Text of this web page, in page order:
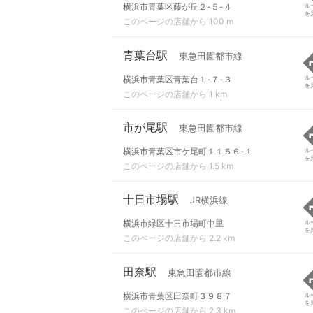
横浜市青葉区藤が丘２-５-４
このページの店舗から 100 m
ル
を
青葉台駅 東急田園都市線
横浜市青葉区青葉台１-７-３
このページの店舗から 1 km
ル
を
市が尾駅 東急田園都市線
横浜市青葉区市ケ尾町１１５６-１
このページの店舗から 1.5 km
ル
を
十日市場駅 JR横浜線
横浜市緑区十日市場町中里
このページの店舗から 2.2 km
ル
を
田奈駅 東急田園都市線
横浜市青葉区田奈町３９８７
このページの店舗から 2.3 km
ル
を